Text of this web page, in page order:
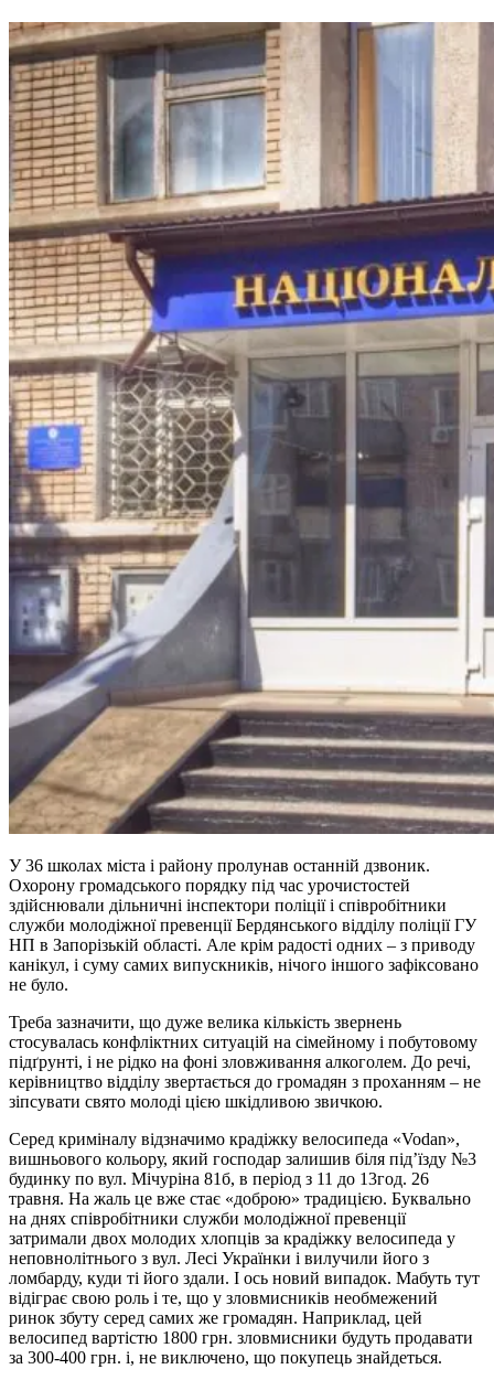
У 36 школах міста і району пролунав останній дзвоник.
Охорону громадського порядку під час урочистостей
здійснювали дільничні інспектори поліції і співробітники
служби молодіжної превенції Бердянського відділу поліції ГУ
НП в Запорізькій області. Але крім радості одних – з приводу
канікул, і суму самих випускників, нічого іншого зафіксовано
не було.
Треба зазначити, що дуже велика кількість звернень
стосувалась конфліктних ситуацій на сімейному і побутовому
підґрунті, і не рідко на фоні зловживання алкоголем. До речі,
керівництво відділу звертається до громадян з проханням – не
зіпсувати свято молоді цією шкідливою звичкою.
Серед криміналу відзначимо крадіжку велосипеда «Vodan»,
вишньового кольору, який господар залишив біля під’їзду №3
будинку по вул. Мічуріна 81б, в період з 11 до 13год. 26
травня. На жаль це вже стає «доброю» традицією. Буквально
на днях співробітники служби молодіжної превенції
затримали двох молодих хлопців за крадіжку велосипеда у
неповнолітнього з вул. Лесі Українки і вилучили його з
ломбарду, куди ті його здали. І ось новий випадок. Мабуть тут
відіграє свою роль і те, що у зловмисників необмежений
ринок збуту серед самих же громадян. Наприклад, цей
велосипед вартістю 1800 грн. зловмисники будуть продавати
за 300-400 грн. і, не виключено, що покупець знайдеться.